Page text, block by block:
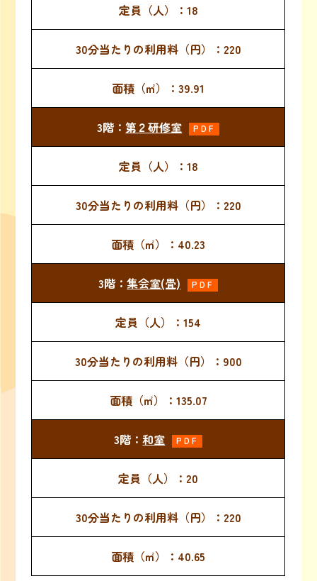
18
220
39.91
第２研修室 PDF
18
220
40.23
集会室(畳) PDF
154
900
135.07
和室 PDF
20
220
40.65